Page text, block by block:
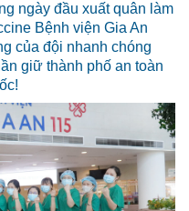
ngày đầu xuất quân làm
Bệnh viện Gia An
của đội nhanh chóng
giữ thành phố an toàn